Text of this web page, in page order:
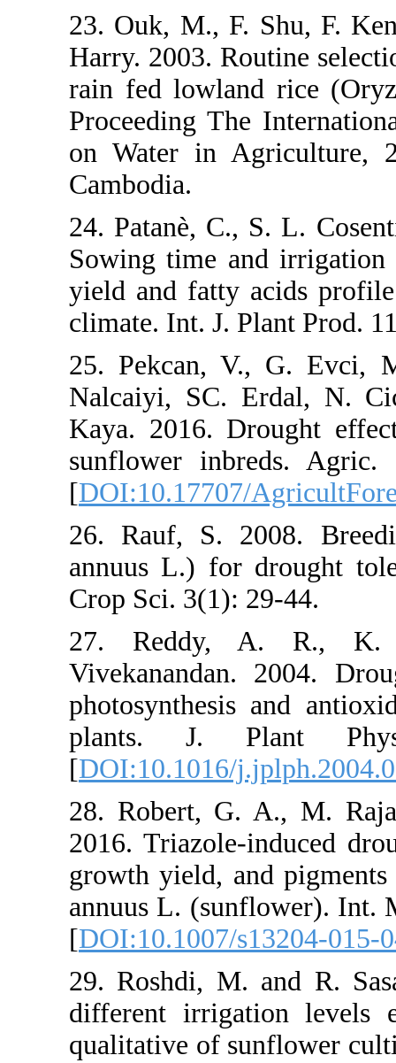
23. Ouk, M.,
Harry. 2003.
rain fed
Proceeding
on Water in
24. Patanè,
Sowing time
yield and
climate. Int.
25.
Nalcaiyi,
Kaya.
sunflower
[
26. Rauf,
annuus L.)
Crop Sci.
27.
plants. J.
[
28. Robert,
2016.
growth
annuus L.
[
29. Roshdi,
different
qualitative